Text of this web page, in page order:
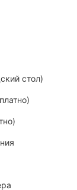
стол)